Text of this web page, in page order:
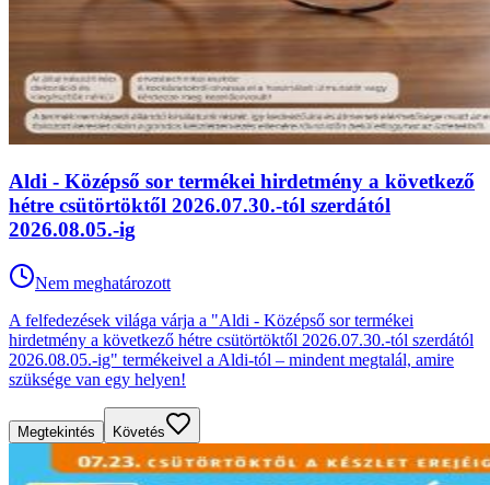
Aldi - Középső sor termékei hirdetmény a következő
hétre csütörtöktől 2026.07.30.-tól szerdától
2026.08.05.-ig
Nem meghatározott
A felfedezések világa várja a "Aldi - Középső sor termékei
hirdetmény a következő hétre csütörtöktől 2026.07.30.-tól szerdától
2026.08.05.-ig" termékeivel a Aldi-tól – mindent megtalál, amire
szüksége van egy helyen!
Megtekintés Követés